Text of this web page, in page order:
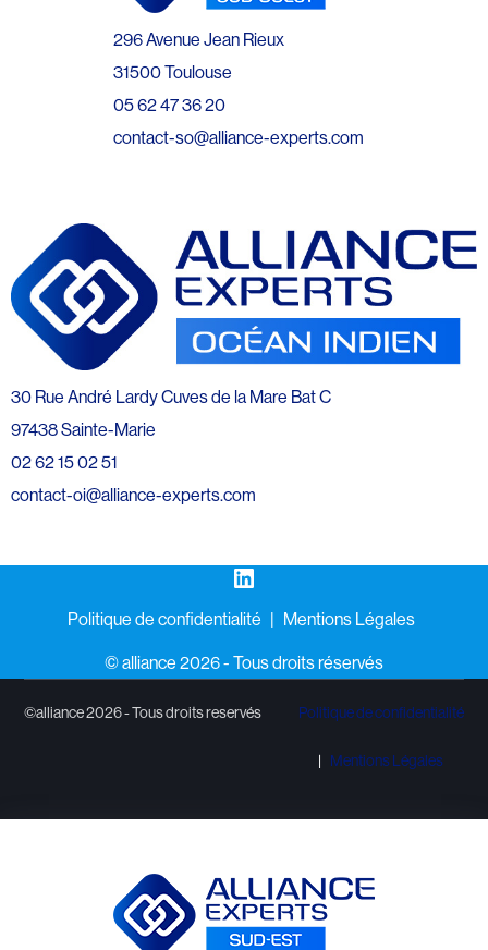
296 Avenue Jean Rieux
31500 Toulouse
05 62 47 36 20
contact-so@alliance-experts.com
30 Rue André Lardy Cuves de la Mare Bat C
97438 Sainte-Marie
02 62 15 02 51
contact-oi@alliance-experts.com
LinkedIn
Politique de confidentialité
Mentions Légales
©️ alliance 2026 - Tous droits réservés
©alliance 2026 - Tous droits reservés Politique de confidentialité
Mentions Légales